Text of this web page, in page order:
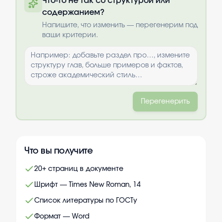
содержанием?
Напишите, что изменить — перегенерим под
ваши критерии.
Перегенерить
Что вы получите
20+ страниц в документе
Шрифт — Times New Roman, 14
Список литературы по ГОСТу
Формат — Word